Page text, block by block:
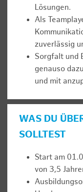
Lösungen.
Als
zuverlässig
Sorgfalt und
genauso
und mit
WAS DU
SOLLTEST
Start am
von 3,5